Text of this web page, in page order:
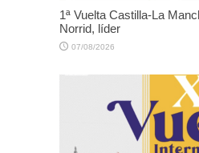
1ª Vuelta Castilla-La
Norrid, líder
07/08/2026